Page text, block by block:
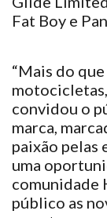
Fat Boy e
“Mais do
convidou o
marca,
paixão pelas
uma
comunidade
público as